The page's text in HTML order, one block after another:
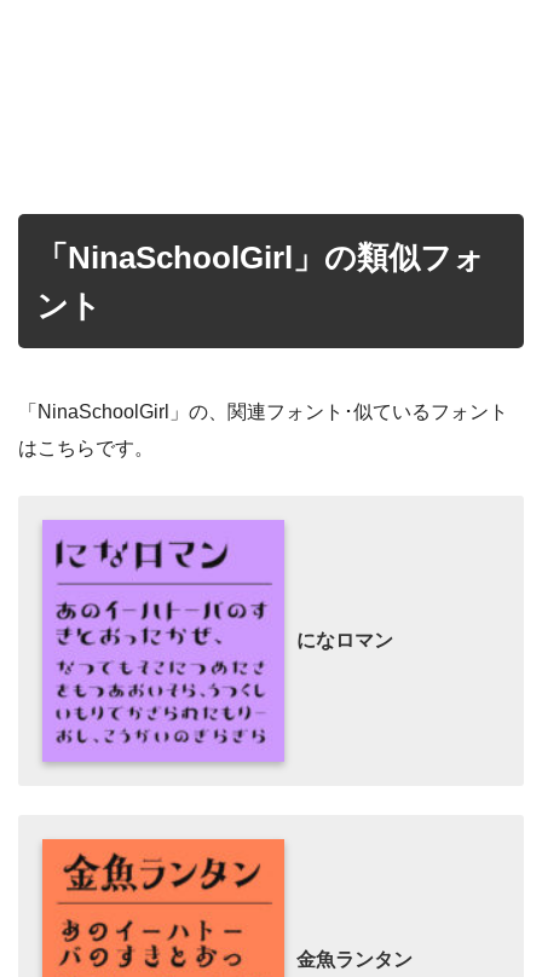
「NinaSchoolGirl」の類似フォ
ント
「NinaSchoolGirl」の、関連フォント･似ているフォント
はこちらです。
になロマン
金魚ランタン